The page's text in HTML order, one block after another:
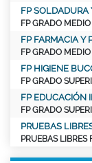
FP SOLDADURA
FP GRADO
FP FARMACIA Y
FP GRADO
FP HIGIENE
FP GRADO
FP EDUCACIÓN
FP GRADO
PRUEBAS
PRUEBAS LIBRES